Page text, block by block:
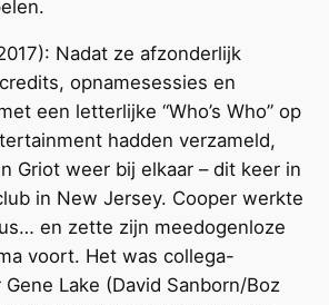
Nadat ze afzonderlijk
opnamesessies en
een letterlijke “Who’s Who” op
hadden verzameld,
Griot weer bij elkaar – dit keer in
in New Jersey. Cooper werkte
en zette zijn meedogenloze
voort. Het was collega-
Lake (David Sanborn/Boz